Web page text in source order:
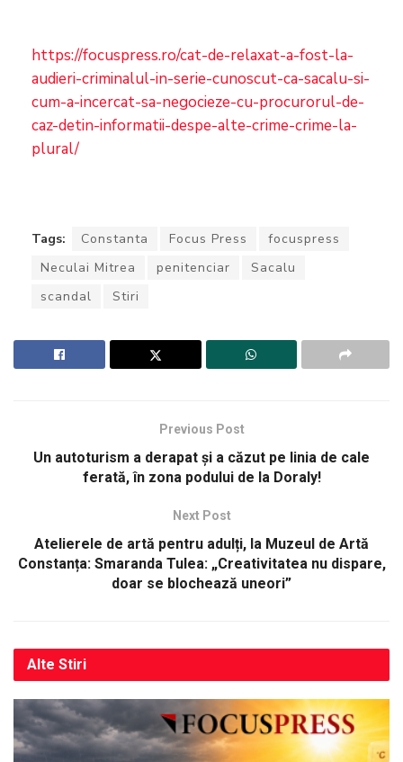
https://focuspress.ro/cat-de-relaxat-a-fost-la-
audieri-criminalul-in-serie-cunoscut-ca-sacalu-si-
cum-a-incercat-sa-negocieze-cu-procurorul-de-
caz-detin-informatii-despe-alte-crime-crime-la-
plural/
Tags: Constanta Focus Press
focuspress
Neculai Mitrea
penitenciar
Sacalu
scandal
Stiri
Previous Post
Un autoturism a derapat și a căzut pe linia de cale
ferată, în zona podului de la Doraly!
Next Post
Atelierele de artă pentru adulți, la Muzeul de Artă
Constanța: Smaranda Tulea: „Creativitatea nu dispare,
doar se blochează uneori”
Alte Stiri